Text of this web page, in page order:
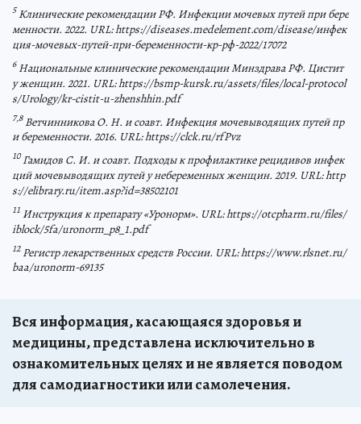
5 Клинические рекомендации РФ. Инфекции мочевых путей при бере
менности. 2022. URL: https://diseases.medelement.com/disease/инфек
ция-мочевых-путей-при-беременности-кр-рф-2022/17072
6Национальные клинические рекомендации Минздрава РФ. Цистит
у женщин. 2021. URL: https://bsmp-kursk.ru/assets/files/local-protocol
s/Urology/kr-cistit-u-zhenshhin.pdf
7,8Ветчинникова О. Н. и соавт. Инфекция мочевыводящих путей пр
и беременности. 2016. URL: https://clck.ru/rfPvz
10Гамидов С. И. и соавт. Подходы к профилактике рецидивов инфек
ций мочевыводящих путей у небеременных женщин. 2019. URL: http
s://elibrary.ru/item.asp?id=38502101
11 Инструкция к препарату «Уронорм». URL: https://otcpharm.ru/files/
iblock/5fa/uronorm_p8_1.pdf
12Регистр лекарственных средств России. URL: https://www.rlsnet.ru/
baa/uronorm-69135
Вся информация, касающаяся здоровья и
медицины, представлена исключительно в
ознакомительных целях и не является поводом
для самодиагностики или самолечения.